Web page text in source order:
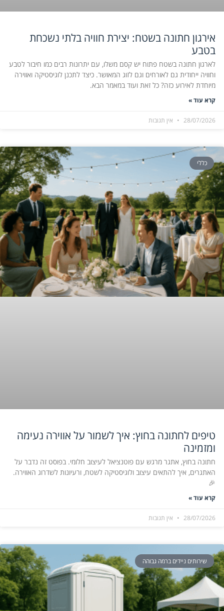
אירגון חתונה בשטח: יצירת חוויה בלתי נשכחת
בטבע
לארגון חתונה בשטח פתוח יש קסם משלו, עם יתרונות רבים כמו חיבור לטבע
וחוויה ייחודית גם לאורחים וגם לזוג המאושר. כיצד לתכנן לוגיסטיקה ואווירה
מיוחדת לאירוע כזה? כל זאת ועוד במאמר הבא.
קרא עוד »
28/07/2026 אין תגובות
כללי
טיפים לחתונה בחוץ: איך לשמור על אווירה נעימה
ומזמינה
חתונה בחוץ, אתגר מרגש עם פוטנציאל לעיצוב חלומי. בפוסט זה נדבר על
האתגרים, איך להתאים עיצוב ולוגיסטיקה לשטח, ורעיונות לשדרוג האווירה.
🎉
קרא עוד »
28/07/2026 אין תגובות
שירותים ניידים ברמה גבוהה